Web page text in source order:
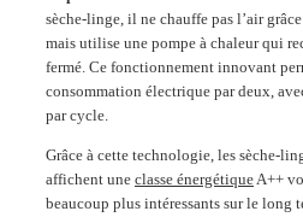
sèche-linge, il ne chauffe pas l’air
mais utilise une pompe à chaleur qui
fermé. Ce fonctionnement innovant
consommation électrique par deux,
par cycle.
Grâce à cette technologie, les sèche-
affichent une classe énergétiqueA++
beaucoup plus intéressants sur le long